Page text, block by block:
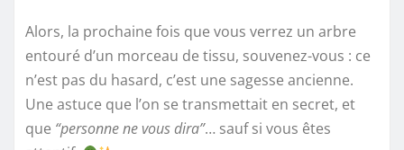
Alors, la prochaine fois que vous verrez un arbre
entouré d’un morceau de tissu, souvenez-vous : ce
n’est pas du hasard, c’est une sagesse ancienne.
Une astuce que l’on se transmettait en secret, et
que “personne ne vous dira”… sauf si vous êtes